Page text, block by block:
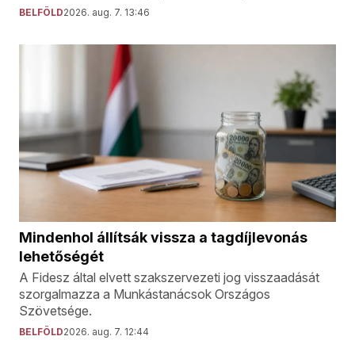
BELFÖLD2026. aug. 7. 13:46
Mindenhol állítsák vissza a tagdíjlevonás
lehetőségét
A Fidesz által elvett szakszervezeti jog visszaadását
szorgalmazza a Munkástanácsok Országos
Szövetsége.
BELFÖLD2026. aug. 7. 12:44